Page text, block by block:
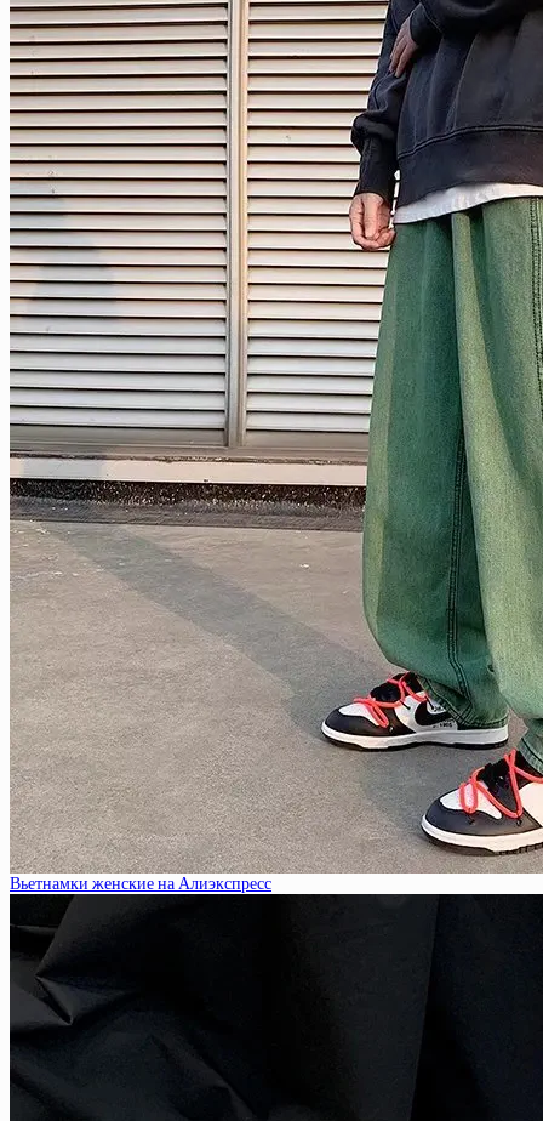
Вьетнамки женские на Алиэкспресс